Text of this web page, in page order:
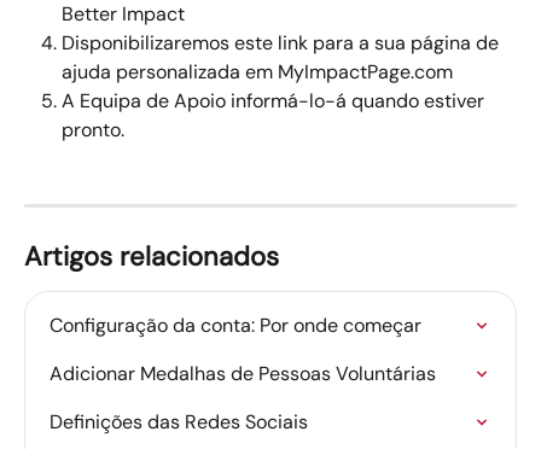
Better Impact
Disponibilizaremos este link para a sua página de
ajuda personalizada em MyImpactPage.com
A Equipa de Apoio informá-lo-á quando estiver
pronto.
Artigos relacionados
Configuração da conta: Por onde começar
Adicionar Medalhas de Pessoas Voluntárias
Definições das Redes Sociais